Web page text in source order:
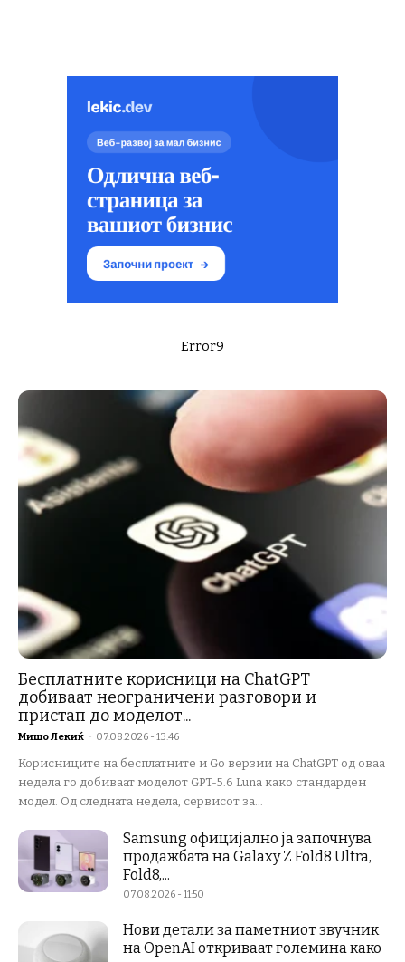
Error9
Бесплатните корисници на ChatGPT
добиваат неограничени разговори и
пристап до моделот...
Мишо Лекиќ - 07.08.2026 - 13:46
Корисниците на бесплатните и Go верзии на ChatGPT од оваа
недела го добиваат моделот GPT-5.6 Luna како стандарден
модел. Од следната недела, сервисот за...
Samsung официјално ја започнува
продажбата на Galaxy Z Fold8 Ultra,
Fold8,...
07.08.2026 - 11:50
Нови детали за паметниот звучник
на OpenAI откриваат големина како